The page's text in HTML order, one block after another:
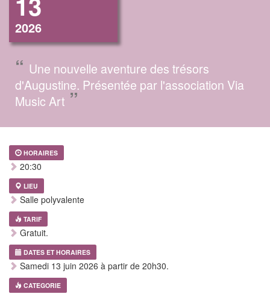
2026
“ Une nouvelle aventure des trésors
d'Augustine. Présentée par l'association Via
Music Art ”
HORAIRES
20:30
LIEU
Salle polyvalente
TARIF
Gratuit.
DATES ET HORAIRES
Samedi 13 juin 2026 à partir de 20h30.
CATEGORIE